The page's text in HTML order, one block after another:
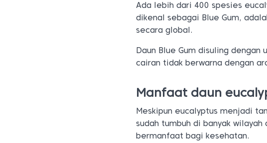
Ada lebih dari 400 spesies
dikenal sebagai Blue Gum,
secara global.
Daun Blue Gum disuling dengan
cairan tidak berwarna dengan
Manfaat daun
Meskipun eucalyptus menjadi
sudah tumbuh di banyak
bermanfaat bagi kesehatan.